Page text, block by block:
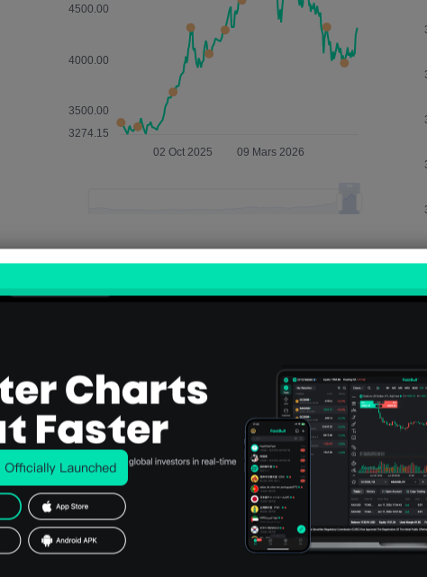
IBD/TI
Indice
écono
mique
(Août)
IHS
Servic
es
Servic
es
PMI
Final
(Juillet
U.S.
IHS
Markit
Manuf
acturin
g PMI
Prelim
(SA)
(Juillet
U.S.
IHS
Markit
Manuf
g
Final
)